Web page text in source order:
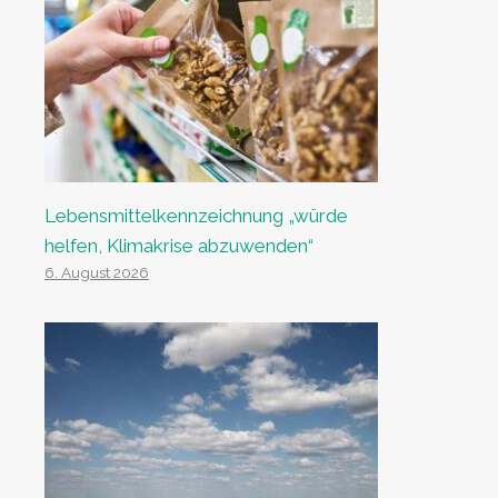
Lebensmittelkennzeichnung „würde
helfen, Klimakrise abzuwenden“
6. August 2026